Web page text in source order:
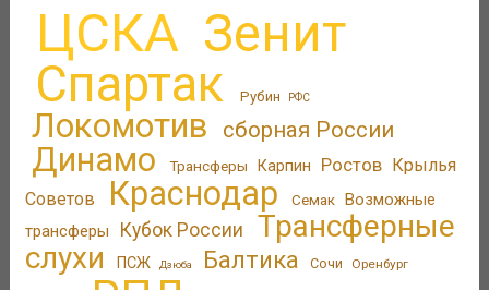
ЦСКА Зенит
Спартак Рубин РФС
Локомотив сборная России
Динамо Трансферы Карпин Ростов Крылья
Советов
Краснодар Семак Возможные
трансферы
Кубок России
Трансферные
слухи
ПСЖ Дзюба Балтика Сочи Оренбург